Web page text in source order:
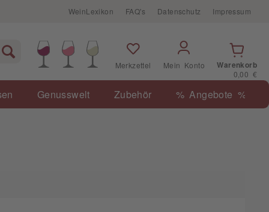
WeinLexikon FAQ's Datenschutz Impressum
Merkzettel Mein Konto
Warenkorb
0,00 €
Genusswelt Zubehör % Angebote %